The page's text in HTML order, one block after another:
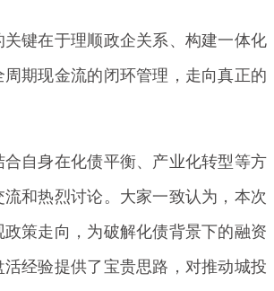
键在于理顺政企关系、构建一体化
期现金流的闭环管理，走向真正的
自身在化债平衡、产业化转型等方
和热烈讨论。大家一致认为，本次
策走向，为破解化债背景下的融资
经验提供了宝贵思路，对推动城投